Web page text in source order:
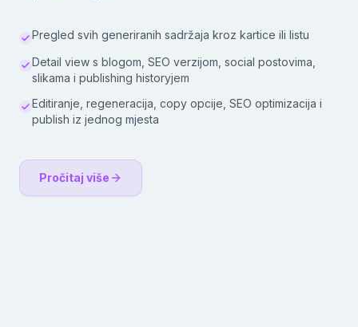
Pregled svih generiranih sadržaja kroz kartice ili listu
Detail view s blogom, SEO verzijom, social postovima,
slikama i publishing historyjem
Editiranje, regeneracija, copy opcije, SEO optimizacija i
publish iz jednog mjesta
Pročitaj više